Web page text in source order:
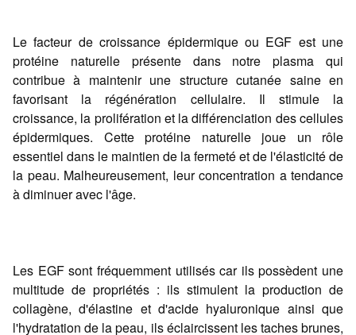
Le facteur de croissance épidermique ou EGF est une
protéine naturelle présente dans notre plasma qui
contribue à maintenir une structure cutanée saine en
favorisant la régénération cellulaire. Il stimule la
croissance, la prolifération et la différenciation des cellules
épidermiques. Cette protéine naturelle joue un rôle
essentiel dans le maintien de la fermeté et de l'élasticité de
la peau. Malheureusement, leur concentration a tendance
à diminuer avec l'âge.
Les EGF sont fréquemment utilisés car ils possèdent une
multitude de propriétés : ils stimulent la production de
collagène, d'élastine et d'acide hyaluronique ainsi que
l'hydratation de la peau, ils éclaircissent les taches brunes,